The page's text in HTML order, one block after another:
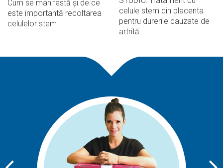
Cum se manifestă și de ce
este importantă recoltarea
celulelor stem
celule stem din placenta
pentru durerile cauzate de
artrită